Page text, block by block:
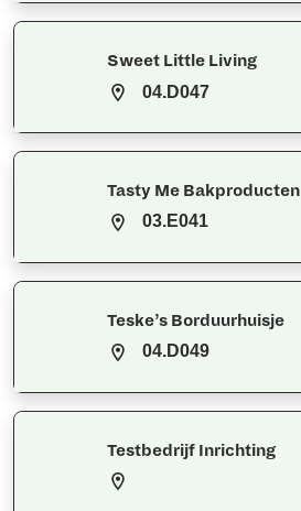
Sweet Little Living
04.D047
Tasty Me Bakproducten
03.E041
Teske’s Borduurhuisje
04.D049
Testbedrijf Inrichting